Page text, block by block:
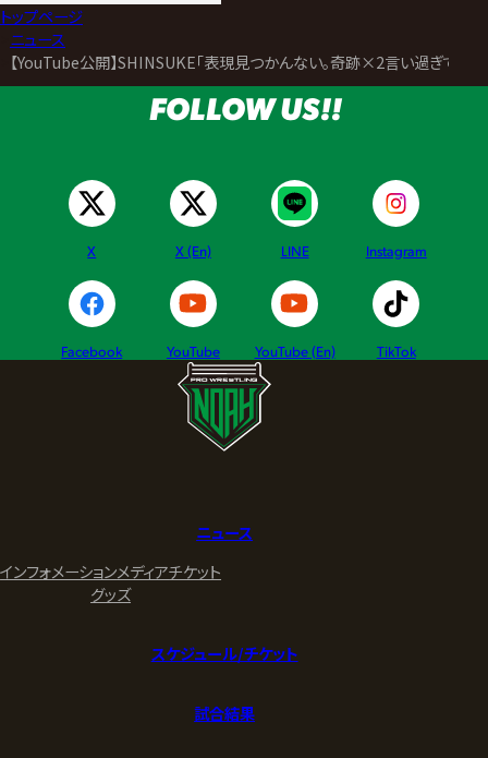
トップページ
ニュース
【YouTube公開】SHINSUKE「表現見つかんない。奇跡×2言い過ぎて安
FOLLOW US!!
X X (En) LINE Instagram
Facebook YouTube YouTube (En) TikTok
ニュース
インフォメーションメディアチケット
グッズ
スケジュール/チケット
試合結果